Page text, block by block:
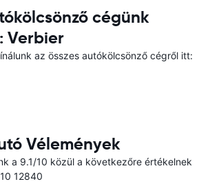
cégünk
Verbier
az összes autókölcsönző cégről itt:
Vélemények
a 9.1/10 közül a következőre értékelnek
12840